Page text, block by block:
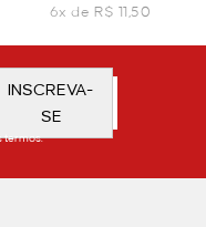
6x de R$ 11,50
INSCREVA-
SE
termos.